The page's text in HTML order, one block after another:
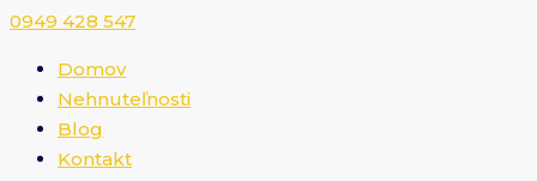
0949 428 547​
Domov
Nehnuteľnosti
Blog
Kontakt